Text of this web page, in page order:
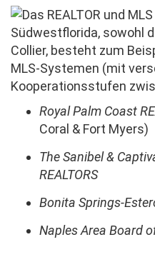
Bild
Südwestflorida, sowohl
Collier, besteht zum
MLS-Systemen (mit
Kooperationsstufen
Royal Palm Coast
Coral & Fort Myers)
The Sanibel &
REALTORS
Bonita Springs-
Naples Area Board